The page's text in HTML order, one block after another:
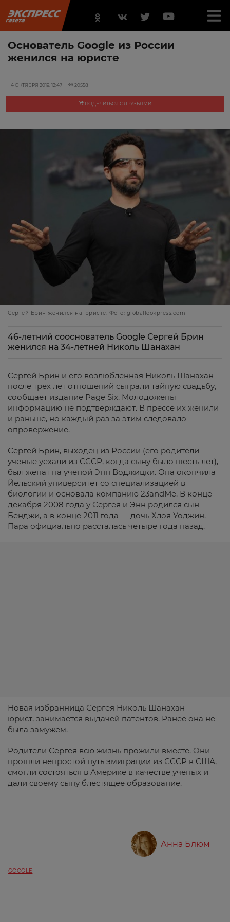
Основатель Google из России
женился на юристе
4 ОКТЯБРЯ 2019, 12:47 20558
ПОДЕЛИТЬСЯ С ДРУЗЬЯМИ
Сергей Брин женился на юристе. Фото: globallookpress.com
46-летний сооснователь Google Сергей Брин
женился на 34-летней Николь Шанахан
Сергей Брин и его возлюбленная Николь Шанахан
после трех лет отношений сыграли тайную свадьбу,
сообщает издание Page Six. Молодожены
информацию не подтверждают. В прессе их женили
и раньше, но каждый раз за этим следовало
опровержение.
Сергей Брин, выходец из России (его родители-
ученые уехали из СССР, когда сыну было шесть лет),
был женат на ученой Энн Воджицки. Она окончила
Йельский университет со специализацией в
биологии и основала компанию 23andMe. В конце
декабря 2008 года у Сергея и Энн родился сын
Бенджи, а в конце 2011 года — дочь Хлоя Уоджин.
Пара официально рассталась четыре года назад.
Новая избранница Сергея Николь Шанахан —
юрист, занимается выдачей патентов. Ранее она не
была замужем.
Родители Сергея всю жизнь прожили вместе. Они
прошли непростой путь эмиграции из СССР в США,
смогли состояться в Америке в качестве ученых и
дали своему сыну блестящее образование.
Анна Блюм
GOOGLE